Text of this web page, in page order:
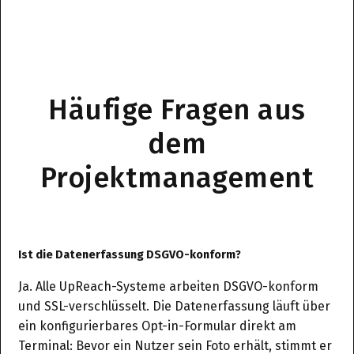
Häufige Fragen aus
dem
Projektmanagement
Ist die Datenerfassung DSGVO-konform?
Ja. Alle UpReach-Systeme arbeiten DSGVO-konform
und SSL-verschlüsselt. Die Datenerfassung läuft über
ein konfigurierbares Opt-in-Formular direkt am
Terminal: Bevor ein Nutzer sein Foto erhält, stimmt er